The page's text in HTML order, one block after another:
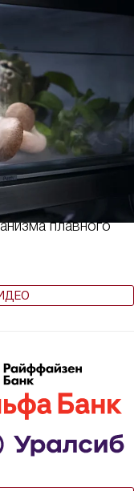
плавного